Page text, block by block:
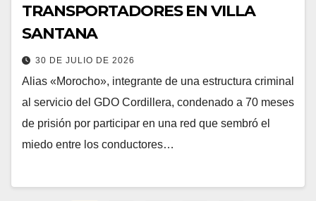
TRANSPORTADORES EN VILLA
SANTANA
30 DE JULIO DE 2026
Alias «Morocho», integrante de una estructura criminal
al servicio del GDO Cordillera, condenado a 70 meses
de prisión por participar en una red que sembró el
miedo entre los conductores…